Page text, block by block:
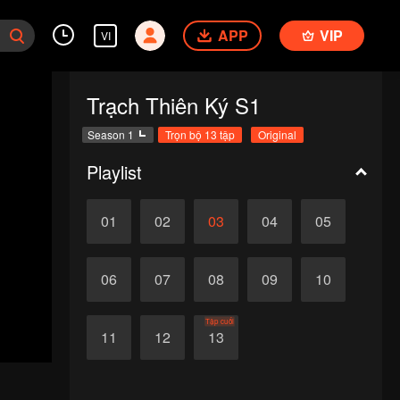
VI APP VIP
Trạch Thiên Ký S1
Season 1 Trọn bộ 13 tập Original
Playlist
01 02 03 04 05
06 07 08 09 10
11 12 13
Tập cuối